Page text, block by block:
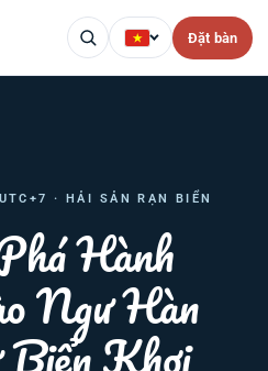
Đặt bàn
· HẢI SẢN RẠN BIỂN
Hành
Ngư Hàn